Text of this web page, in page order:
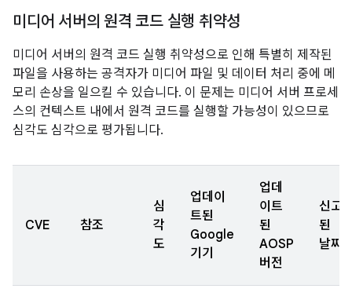
미디어 서버의 원격 코드 실행 취약성
미디어 서버의 원격 코드 실행 취약성으로 인해 특별히 제작된
파일을 사용하는 공격자가 미디어 파일 및 데이터 처리 중에 메
모리 손상을 일으킬 수 있습니다. 이 문제는 미디어 서버 프로세
스의 컨텍스트 내에서 원격 코드를 실행할 가능성이 있으므로
심각도 심각으로 평가됩니다.
CVE 참조
심
각
도
업데이
트된
Google
기기
업데
이트
된
AOSP
버전
신고
된
날짜